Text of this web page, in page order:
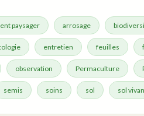
paysager arrosage
entretien feuilles
observation Permaculture
semis soins sol sol